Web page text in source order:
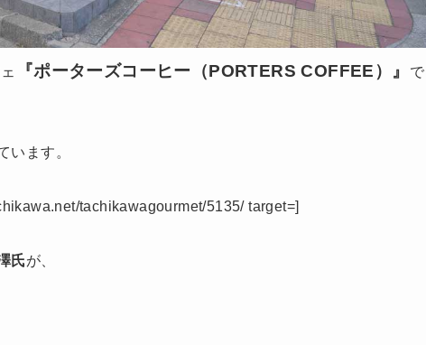
『ポーターズコーヒー（PORTERS COFFEE）』
で
います。
tachikawagourmet/5135/ target=]
氏が、